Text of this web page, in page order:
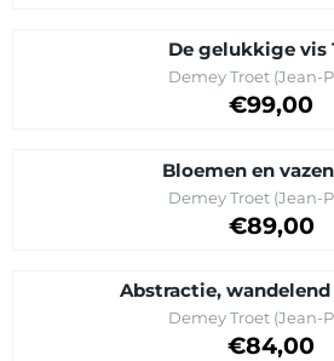
De gelukkige vis
Merk:
Demey Troet (Jean-
Prijs: 99,00
€99,00
Bloemen en
Merk:
Demey Troet (Jean-
Prijs op
€89,00
Abstractie,
Merk:
Demey Troet (Jean-
Prijs: 84,00
€84,00